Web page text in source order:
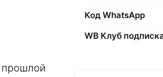
прошлой
Код WhatsApp
WB Клуб